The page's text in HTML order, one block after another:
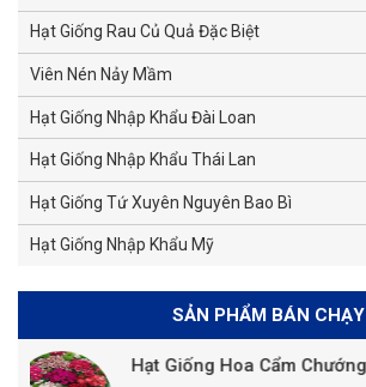
Hạt Giống Rau Củ Quả Đặc Biệt
Viên Nén Nảy Mầm
Hạt Giống Nhập Khẩu Đài Loan
Hạt Giống Nhập Khẩu Thái Lan
Hạt Giống Tứ Xuyên Nguyên Bao Bì
Hạt Giống Nhập Khẩu Mỹ
SẢN PHẨM BÁN CHẠY
Hạt Giống Hoa Cẩm Chướng Chùm